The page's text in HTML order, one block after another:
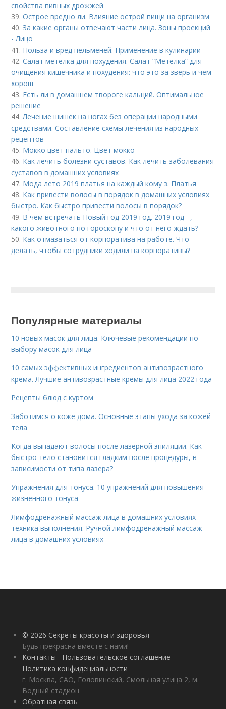
свойства пивных дрожжей
39.Острое вредно ли. Влияние острой пищи на организм
40.За какие органы отвечают части лица. Зоны проекций
- Лицо
41. Польза и вред пельменей. Применение в кулинарии
42.Салат метелка для похудения. Салат “Метелка” для
очищения кишечника и похудения: что это за зверь и чем
хорош
43. Есть ли в домашнем твороге кальций. Оптимальное
решение
44.Лечение шишек на ногах без операции народными
средствами. Составление схемы лечения из народных
рецептов
45. Мокко цвет пальто. Цвет мокко
46. Как лечить болезни суставов. Как лечить заболевания
суставов в домашних условиях
47. Мода лето 2019 платья на каждый кому з. Платья
48. Как привести волосы в порядок в домашних условиях
быстро. Как быстро привести волосы в порядок?
49. В чем встречать Новый год 2019 год. 2019 год –,
какого животного по гороскопу и что от него ждать?
50. Как отмазаться от корпоратива на работе. Что
делать, чтобы сотрудники ходили на корпоративы?
Популярные материалы
10 новых масок для лица. Ключевые рекомендации по
выбору масок для лица
10 самых эффективных ингредиентов антивозрастного
крема. Лучшие антивозрастные кремы для лица 2022 года
Рецепты блюд с куртом
Заботимся о коже дома. Основные этапы ухода за кожей
тела
Когда выпадают волосы после лазерной эпиляции. Как
быстро тело становится гладким после процедуры, в
зависимости от типа лазера?
Упражнения для тонуса. 10 упражнений для повышения
жизненного тонуса
Лимфодренажный массаж лица в домашних условиях
техника выполнения. Ручной лимфодренажный массаж
лица в домашних условиях
© 2026 Секреты красоты и здоровья
Будь прекрасна вместе с нами!
Контакты
Пользовательское соглашение
Политика конфидециальности
г. Москва, САО, Головинский, Смольная улица 2, м.
Водный стадион
Обратная связь